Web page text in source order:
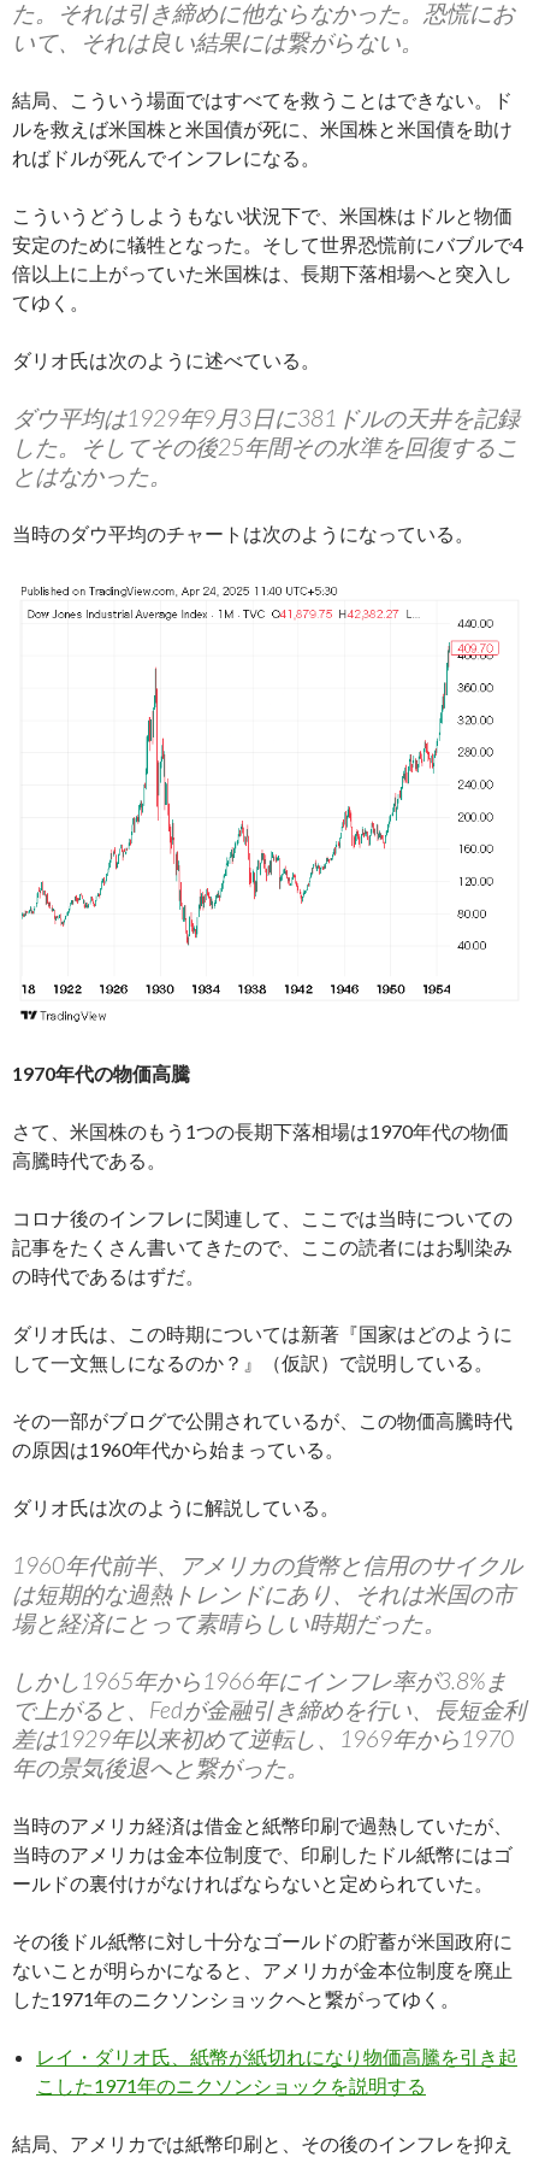
た。それは引き締めに他ならなかった。恐慌にお
いて、それは良い結果には繋がらない。
結局、こういう場面ではすべてを救うことはできない。ド
ルを救えば米国株と米国債が死に、米国株と米国債を助け
ればドルが死んでインフレになる。
こういうどうしようもない状況下で、米国株はドルと物価
安定のために犠牲となった。そして世界恐慌前にバブルで4
倍以上に上がっていた米国株は、長期下落相場へと突入し
てゆく。
ダリオ氏は次のように述べている。
ダウ平均は1929年9月3日に381ドルの天井を記録
した。そしてその後25年間その水準を回復するこ
とはなかった。
当時のダウ平均のチャートは次のようになっている。
1970年代の物価高騰
さて、米国株のもう1つの長期下落相場は1970年代の物価
高騰時代である。
コロナ後のインフレに関連して、ここでは当時についての
記事をたくさん書いてきたので、ここの読者にはお馴染み
の時代であるはずだ。
ダリオ氏は、この時期については新著『国家はどのように
して一文無しになるのか？』（仮訳）で説明している。
その一部がブログで公開されているが、この物価高騰時代
の原因は1960年代から始まっている。
ダリオ氏は次のように解説している。
1960年代前半、アメリカの貨幣と信用のサイクル
は短期的な過熱トレンドにあり、それは米国の市
場と経済にとって素晴らしい時期だった。
しかし1965年から1966年にインフレ率が3.8%ま
で上がると、Fedが金融引き締めを行い、長短金利
差は1929年以来初めて逆転し、1969年から1970
年の景気後退へと繋がった。
当時のアメリカ経済は借金と紙幣印刷で過熱していたが、
当時のアメリカは金本位制度で、印刷したドル紙幣にはゴ
ールドの裏付けがなければならないと定められていた。
その後ドル紙幣に対し十分なゴールドの貯蓄が米国政府に
ないことが明らかになると、アメリカが金本位制度を廃止
した1971年のニクソンショックへと繋がってゆく。
レイ・ダリオ氏、紙幣が紙切れになり物価高騰を引き起
こした1971年のニクソンショックを説明する
結局、アメリカでは紙幣印刷と、その後のインフレを抑え